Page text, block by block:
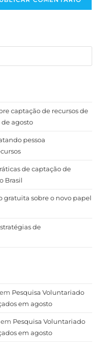
captação de recursos de
de agosto
pessoa
de captação de
Brasil
gratuita sobre o novo papel
de
em Pesquisa Voluntariado
em agosto
em Pesquisa Voluntariado
em agosto